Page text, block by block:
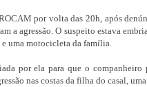
por volta das 20h, após
a agressão. O suspeito estava
uma motocicleta da família.
por ela para que o companheiro
nas costas da filha do casal,